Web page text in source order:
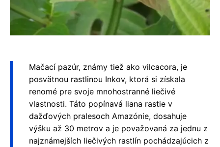
Mačací pazúr, známy tiež ako vilcacora, je
posvätnou rastlinou Inkov, ktorá si získala
renomé pre svoje mnohostranné liečivé
vlastnosti. Táto popínavá liana rastie v
dažďových pralesoch Amazónie, dosahuje
výšku až 30 metrov a je považovaná za jednu z
najznámejších liečivých rastlín pochádzajúcich z